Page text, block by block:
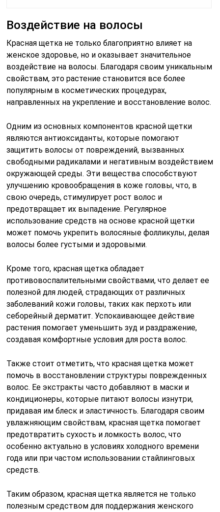
Воздействие на волосы
Красная щетка не только благоприятно влияет на
женское здоровье, но и оказывает значительное
воздействие на волосы. Благодаря своим уникальным
свойствам, это растение становится все более
популярным в косметических процедурах,
направленных на укрепление и восстановление волос.
Одним из основных компонентов красной щетки
являются антиоксиданты, которые помогают
защитить волосы от повреждений, вызванных
свободными радикалами и негативным воздействием
окружающей среды. Эти вещества способствуют
улучшению кровообращения в коже головы, что, в
свою очередь, стимулирует рост волос и
предотвращает их выпадение. Регулярное
использование средств на основе красной щетки
может помочь укрепить волосяные фолликулы, делая
волосы более густыми и здоровыми.
Кроме того, красная щетка обладает
противовоспалительными свойствами, что делает ее
полезной для людей, страдающих от различных
заболеваний кожи головы, таких как перхоть или
себорейный дерматит. Успокаивающее действие
растения помогает уменьшить зуд и раздражение,
создавая комфортные условия для роста волос.
Также стоит отметить, что красная щетка может
помочь в восстановлении структуры поврежденных
волос. Ее экстракты часто добавляют в маски и
кондиционеры, которые питают волосы изнутри,
придавая им блеск и эластичность. Благодаря своим
увлажняющим свойствам, красная щетка помогает
предотвратить сухость и ломкость волос, что
особенно актуально в условиях холодного времени
года или при частом использовании стайлинговых
средств.
Таким образом, красная щетка является не только
полезным средством для поддержания женского